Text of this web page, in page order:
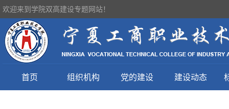
欢迎来到学院双高建设专题网站！
首页 组织机构 党的建设 建设动态